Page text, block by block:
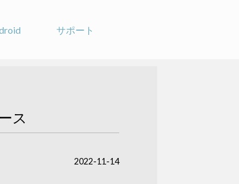
サポート
ス
2022-11-14